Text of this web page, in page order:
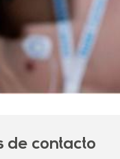
de contacto